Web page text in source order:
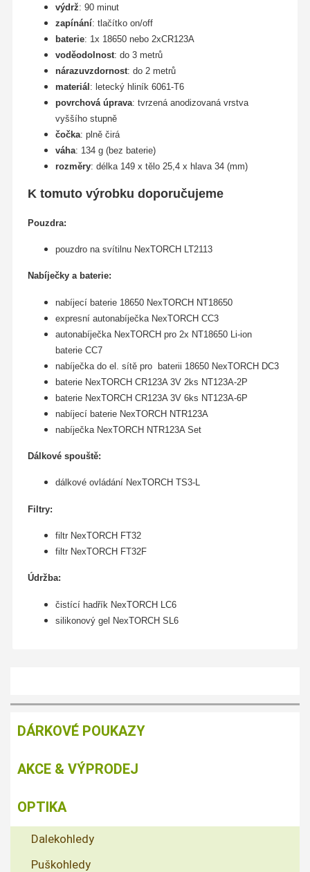
výdrž: 90 minut
zapínání: tlačítko on/off
baterie: 1x 18650 nebo 2xCR123A
voděodolnost: do 3 metrů
nárazuvzdornost: do 2 metrů
materiál : letecký hliník 6061-T6
povrchová úprava: tvrzená anodizovaná vrstva
vyššího stupně
čočka: plně čirá
váha: 134 g (bez baterie)
rozměry: délka 149 x tělo 25,4 x hlava 34 (mm)
K tomuto výrobku doporučujeme
Pouzdra:
pouzdro na svítilnuNexTORCH LT2113
Nabíječky a baterie:
nabíjecí baterie 18650NexTORCH NT18650
expresní autonabíječka NexTORCH CC3
autonabíječka NexTORCH pro 2x NT18650 Li-ion
baterie CC7
nabíječka do el. sítě pro baterii 18650 NexTORCH DC3
baterie NexTORCH CR123A 3V 2ks NT123A-2P
baterie NexTORCH CR123A 3V 6ks NT123A-6P
nabíjecí baterie NexTORCH NTR123A
nabíječka NexTORCH NTR123A Set
Dálkové spouště:
dálkové ovládání NexTORCH TS3-L
Filtry:
filtr NexTORCH FT32
filtr NexTORCH FT32F
Údržba:
čistící hadřík NexTORCH
LC6
silikonový gel NexTORCH SL6
DÁRKOVÉ POUKAZY
AKCE & VÝPRODEJ
OPTIKA
Dalekohledy
Puškohledy